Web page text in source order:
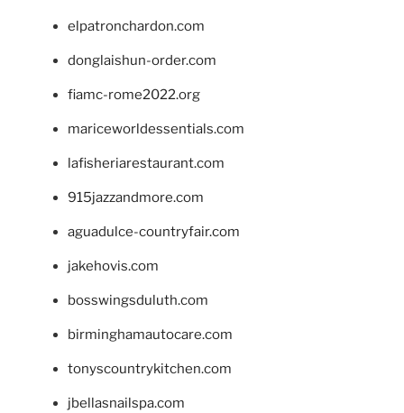
elpatronchardon.com
donglaishun-order.com
fiamc-rome2022.org
mariceworldessentials.com
lafisheriarestaurant.com
915jazzandmore.com
aguadulce-countryfair.com
jakehovis.com
bosswingsduluth.com
birminghamautocare.com
tonyscountrykitchen.com
jbellasnailspa.com